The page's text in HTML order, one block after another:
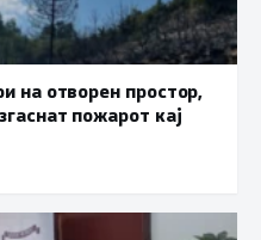
на отворен простор,
пожарот кај